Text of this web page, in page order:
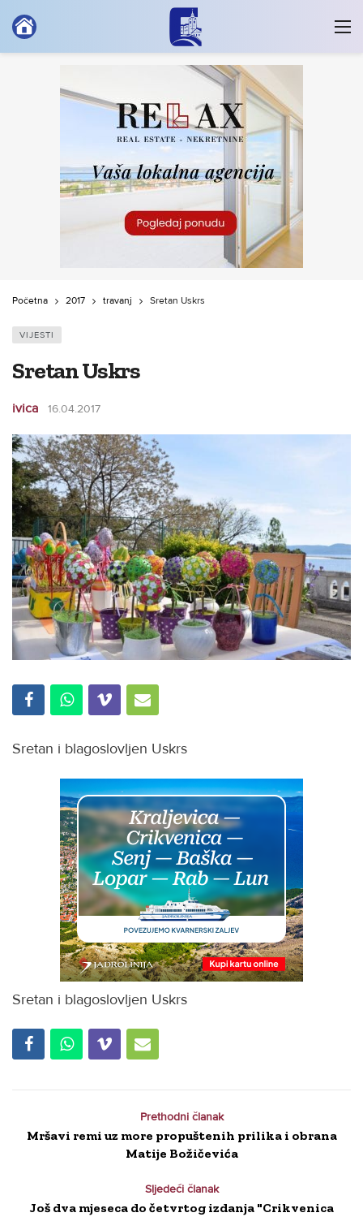
Početna 2017 travanj Sretan Uskrs
VIJESTI
Sretan Uskrs
ivica 16.04.2017
Sretan i blagoslovljen Uskrs
Sretan i blagoslovljen Uskrs
Prethodni članak
Mršavi remi uz more propuštenih prilika i obrana
Matije Božičevića
Sljedeći članak
Još dva mjeseca do četvrtog izdanja "Crikvenica